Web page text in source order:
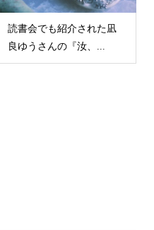
読書会でも紹介された凪
良ゆうさんの『汝、...